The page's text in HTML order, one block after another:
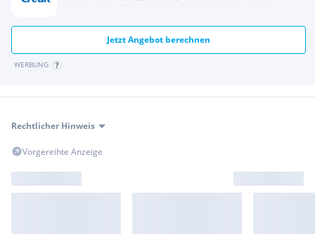
Mittelarmlehne hinten
Motor 2,0 Ltr. - 140 kW 16V Turbodiesel
Nebelscheinwerfer LED
Park-Distance-Control (PDC) vorn und hinten
Personalisierungssystem (Personal Profile)
Rußpartikelfilter
Schadstoffarm nach Abgasnorm Euro 6d-TEMP
Scheinwerfer LED
Seitenairbag vorn
Jetzt Angebot berechnen
WERBUNG
Rechtlicher Hinweis
Vorgereihte Anzeige